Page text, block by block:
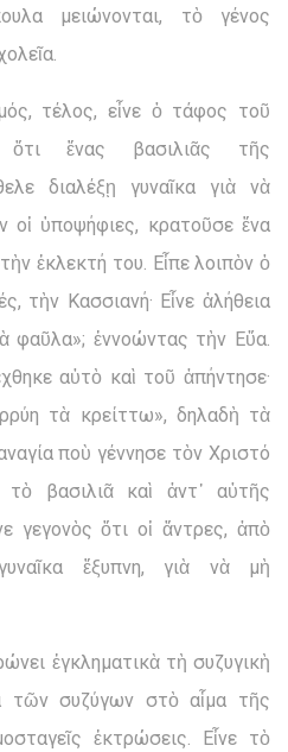
μειώνονται, τὸ γένος
τέλος, εἶνε ὁ τάφος τοῦ
ἕνας βασιλιᾶς τῆς
διαλέξῃ γυναῖκα γιὰ νὰ
οἱ ὑποψήφιες, κρατοῦσε ἕνα
ἐκλεκτή του. Εἶπε λοιπὸν ὁ
τὴν Κασσιανή· Εἶνε ἀλήθεια
φαῦλα»; ἐννοώντας τὴν Εὔα.
αὐτὸ καὶ τοῦ ἀπήντησε·
τὰ κρείττω», δηλαδὴ τὰ
ποὺ γέννησε τὸν Χριστό
βασιλιᾶ καὶ ἀντ᾽ αὐτῆς
γεγονὸς ὅτι οἱ ἄντρες, ἀπὸ
ἔξυπνη, γιὰ νὰ μὴ
ἐγκληματικὰ τὴ συζυγικὴ
τῶν συζύγων στὸ αἷμα τῆς
ἐκτρώσεις. Εἶνε τὸ